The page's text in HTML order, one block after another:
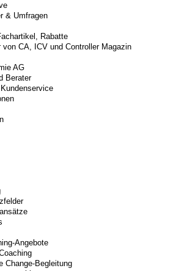
& Umfragen
Rabatte
von CA, ICV und Controller Magazin
AG
Berater
Angebote
Change-Begleitung